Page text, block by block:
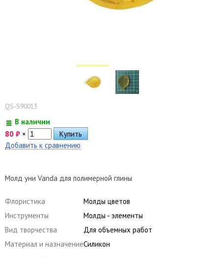
QS-S90013
В наличии
80 ₽ ×
Добавить к сравнению
Молд уни Vanda для полимерной глины
Флористика
Молды цветов
Инструменты
Молды - элементы
Вид творчества
Для объемных работ
Материал и назначениеСиликон